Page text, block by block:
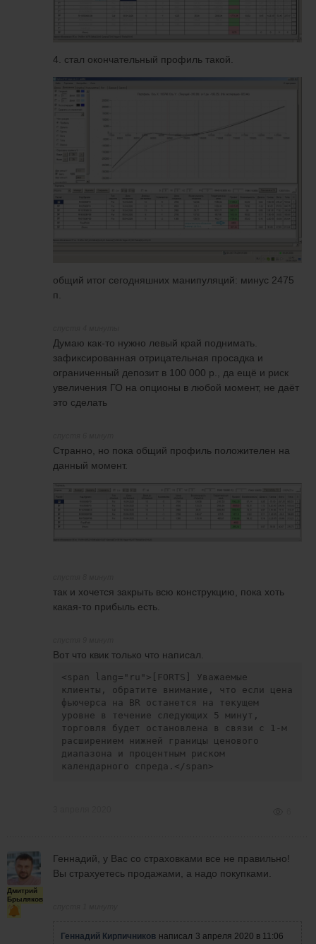
4. стал окончательный профиль такой.
общий итог сегодняшних манипуляций: минус 2475
п.
Думаю как-то нужно левый край поднимать.
зафиксированная отрицательная просадка и
ограниченный депозит в 100 000 р., да ещё и риск
увеличения ГО на опционы в любой момент, не даёт
это сделать
Странно, но пока общий профиль положителен на
данный момент.
так и хочется закрыть всю конструкцию, пока хоть
какая-то прибыль есть.
Вот что квик только что написал.
<span lang="ru">[FORTS] Уважаемые
клиенты, обратите внимание, что если цена
фьючерса на BR останется на текущем
уровне в течение следующих 5 минут,
торговля будет остановлена в связи с 1-м
расширением нижней границы ценового
диапазона и процентным риском
календарного спреда.</span>
Дмитрий
Брыляков
Геннадий, у Вас со страховками все не правильно!
Вы страхуетесь продажами, а надо покупками.
Геннадий Кирпичников написал 3 апреля 2020 в 11:06